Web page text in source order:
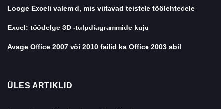
Looge Exceli valemid, mis viitavad teistele töölehtedele
Excel: töödelge 3D -tulpdiagrammide kuju
Avage Office 2007 või 2010 failid ka Office 2003 abil
ÜLES ARTIKLID